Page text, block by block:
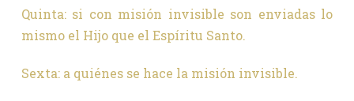
Quinta: si con misión invisible son enviadas lo
mismo el Hijo que el Espíritu Santo.
Sexta: a quiénes se hace la misión invisible.